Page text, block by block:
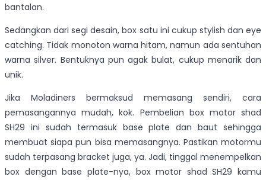
bantalan.
Sedangkan dari segi desain, box satu ini cukup stylish dan eye
catching. Tidak monoton warna hitam, namun ada sentuhan
warna silver. Bentuknya pun agak bulat, cukup menarik dan
unik.
Jika Moladiners bermaksud memasang sendiri, cara
pemasangannya mudah, kok. Pembelian box motor shad
SH29 ini sudah termasuk base plate dan baut sehingga
membuat siapa pun bisa memasangnya. Pastikan motormu
sudah terpasang bracket juga, ya. Jadi, tinggal menempelkan
box dengan base plate-nya, box motor shad SH29 kamu